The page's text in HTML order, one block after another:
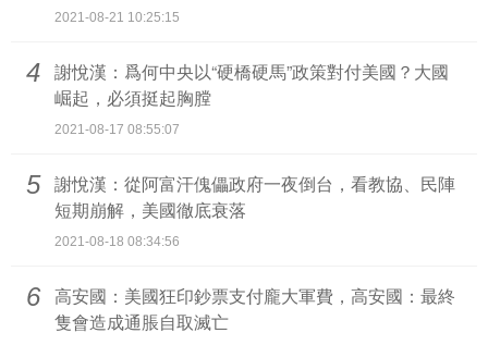
2021-08-21 10:25:15
謝悅漢：爲何中央以“硬橋硬馬”政策對付美國？大國
崛起，必須挺起胸膛
2021-08-17 08:55:07
4
謝悅漢：從阿富汗傀儡政府一夜倒台，看教協、民陣
短期崩解，美國徹底衰落
2021-08-18 08:34:56
5
高安國：美國狂印鈔票支付龐大軍費，高安國：最終
隻會造成通脹自取滅亡
6